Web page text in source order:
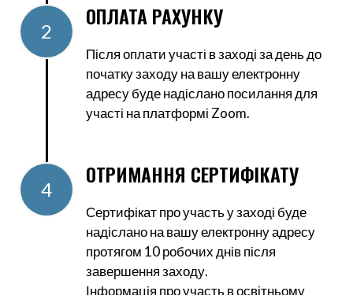
2
ОПЛАТА РАХУНКУ
Після оплати участі в заході за день до
початку заходу на вашу електронну
адресу буде надіслано посилання для
участі на платформі Zoom.
4
ОТРИМАННЯ СЕРТИФІКАТУ
Сертифікат про участь у заході буде
надіслано на вашу електронну адресу
протягом 10 робочих днів після
завершення заходу.
Інформація про участь в освітньому